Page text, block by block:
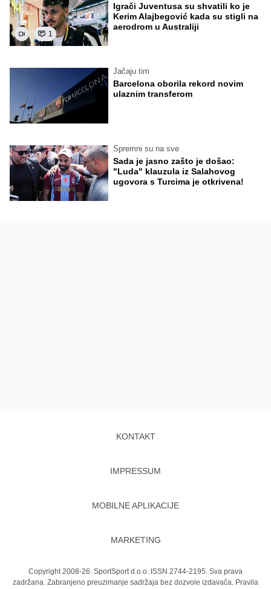
1
Igrači Juventusa su shvatili ko je
Kerim Alajbegović kada su stigli na
aerodrom u Australiji
Jačaju tim
Barcelona oborila rekord novim
ulaznim transferom
Spremni su na sve
Sada je jasno zašto je došao:
"Luda" klauzula iz Salahovog
ugovora s Turcima je otkrivena!
KONTAKT
IMPRESSUM
MOBILNE APLIKACIJE
MARKETING
Copyright 2008-26. SportSport d.o.o. ISSN 2744-2195. Sva prava
zadržana. Zabranjeno preuzimanje sadržaja bez dozvole izdavača. Pravila